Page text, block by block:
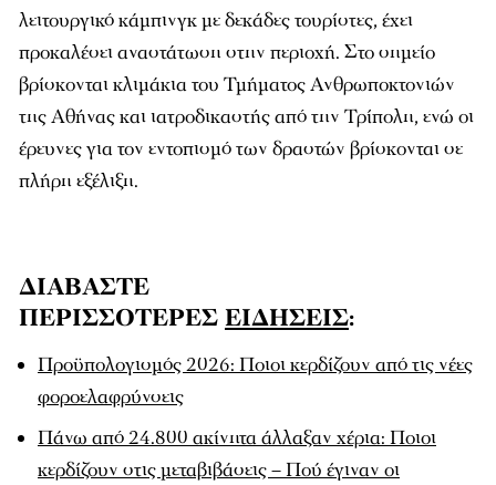
λειτουργικό κάμπινγκ με δεκάδες τουρίστες, έχει
προκαλέσει αναστάτωση στην περιοχή. Στο σημείο
βρίσκονται κλιμάκια του Τμήματος Ανθρωποκτονιών
της Αθήνας και ιατροδικαστής από την Τρίπολη, ενώ οι
έρευνες για τον εντοπισμό των δραστών βρίσκονται σε
πλήρη εξέλιξη.
ΔΙΑΒΑΣΤΕ
ΠΕΡΙΣΣΟΤΕΡΕΣ ΕΙΔΗΣΕΙΣ:
Προϋπολογισμός 2026: Ποιοι κερδίζουν από τις νέες
φοροελαφρύνσεις
Πάνω από 24.800 ακίνητα άλλαξαν χέρια: Ποιοι
κερδίζουν στις μεταβιβάσεις – Πού έγιναν οι